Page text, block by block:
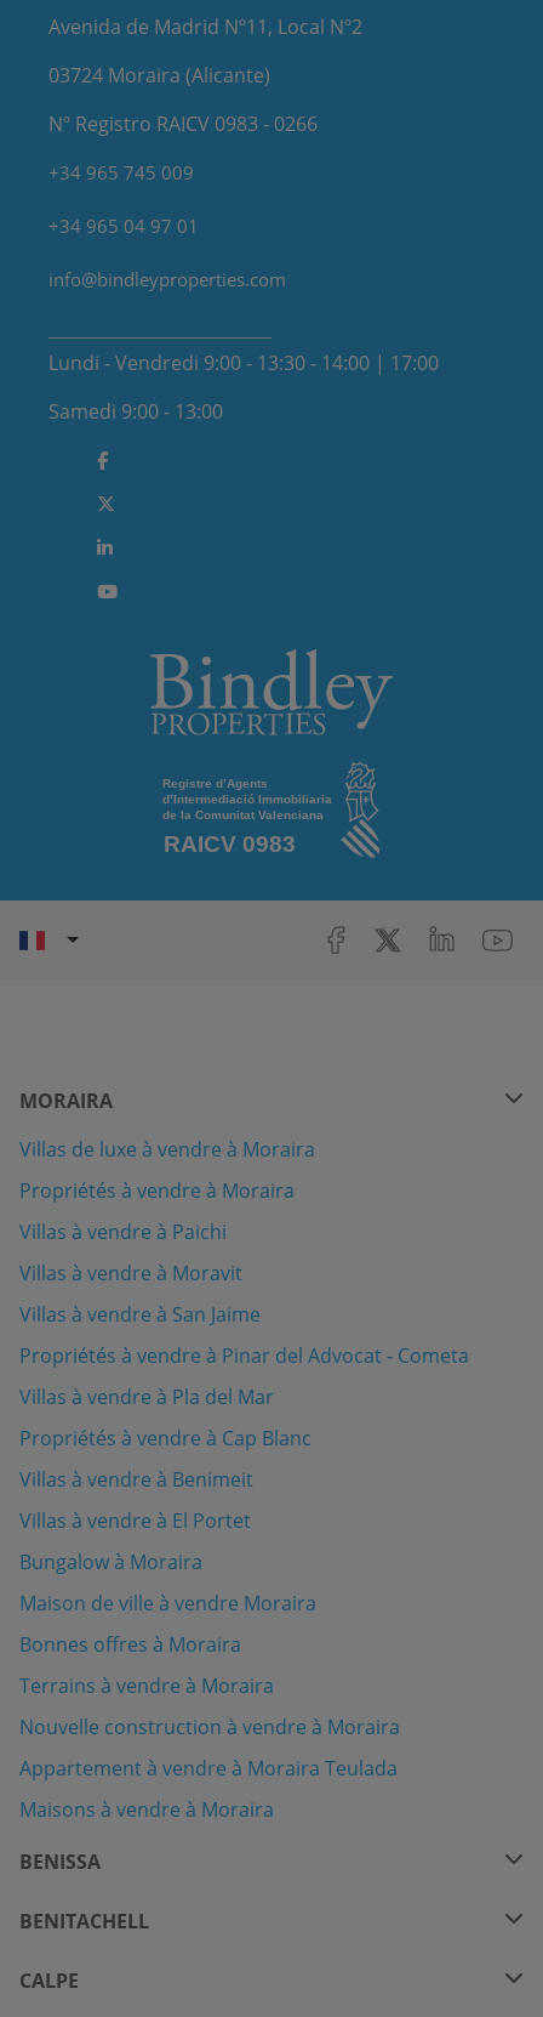
Avenida de Madrid Nº11, Local Nº2
03724 Moraira (Alicante)
Nº Registro RAICV 0983 - 0266
+34 965 745 009
+34 965 04 97 01
info@bindleyproperties.com
Lundi - Vendredi 9:00 - 13:30 - 14:00 | 17:00
Samedi 9:00 - 13:00
MORAIRA
Villas de luxe à vendre à Moraira
Propriétés à vendre à Moraira
Villas à vendre à Paichi
Villas à vendre à Moravit
Villas à vendre à San Jaime
Propriétés à vendre à Pinar del Advocat - Cometa
Villas à vendre à Pla del Mar
Propriétés à vendre à Cap Blanc
Villas à vendre à Benimeit
Villas à vendre à El Portet
Bungalow à Moraira
Maison de ville à vendre Moraira
Bonnes offres à Moraira
Terrains à vendre à Moraira
Nouvelle construction à vendre à Moraira
Appartement à vendre à Moraira Teulada
Maisons à vendre à Moraira
BENISSA
BENITACHELL
CALPE